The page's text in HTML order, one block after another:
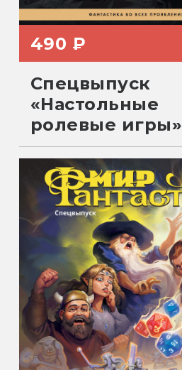
490 ₽
Спецвыпуск
«Настольные
ролевые игры»